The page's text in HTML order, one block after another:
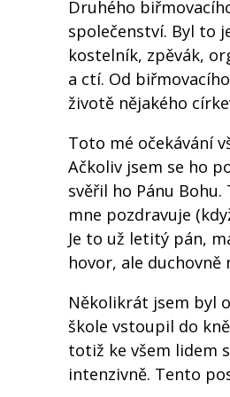
Druhého
společenství. Byl to
kostelník, zpěvák,
a ctí. Od
životě nějakého
Toto mé očekávání
Ačkoliv jsem se ho
svěřil ho Pánu
mne pozdravuje
Je to už letitý pán,
hovor, ale
Několikrát jsem byl
škole vstoupil do
totiž ke všem lidem
intenzivně. Tento